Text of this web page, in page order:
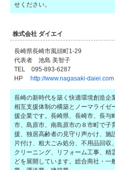
せください。
株式会社 ダイエイ
長崎県長崎市風頭町1-29
代表者 池島 美智子
TEL 095-893-6287
HP http://www.nagasaki-daiei.com
長崎の新時代を築く快適環境創造企
相互支援体制の構築とノーマライゼ
援企業です。長崎県、長崎市、長与
市、島原市、南島原市の８市町で子
援、独居高齢者の見守り声かけ、施
片付け、粗大ごみ処分、不用品回
クリーニング、リフォーム工事、精
どを展開しています。総合商社・一